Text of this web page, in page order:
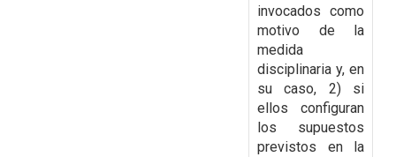
invocados como
motivo de la
medida
disciplinaria y, en
su caso, 2) si
ellos configuran
los supuestos
previstos en la